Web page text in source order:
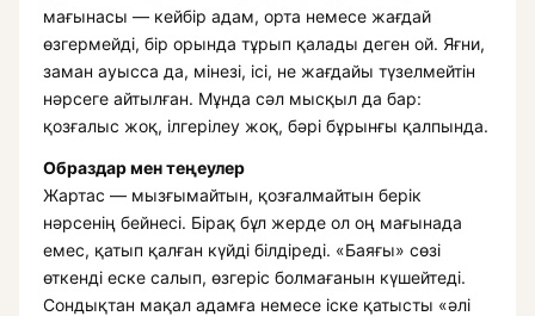
мағынасы — кейбір адам, орта немесе жағдай
өзгермейді, бір орында тұрып қалады деген ой. Яғни,
заман ауысса да, мінезі, ісі, не жағдайы түзелмейтін
нәрсеге айтылған. Мұнда сәл мысқыл да бар:
қозғалыс жоқ, ілгерілеу жоқ, бәрі бұрынғы қалпында.
Образдар мен теңеулер
Жартас — мызғымайтын, қозғалмайтын берік
нәрсенің бейнесі. Бірақ бұл жерде ол оң мағынада
емес, қатып қалған күйді білдіреді. «Баяғы» сөзі
өткенді еске салып, өзгеріс болмағанын күшейтеді.
Сондықтан мақал адамға немесе іске қатысты «әлі